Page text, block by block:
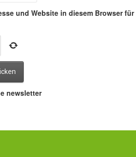
und Website in diesem Browser
newsletter